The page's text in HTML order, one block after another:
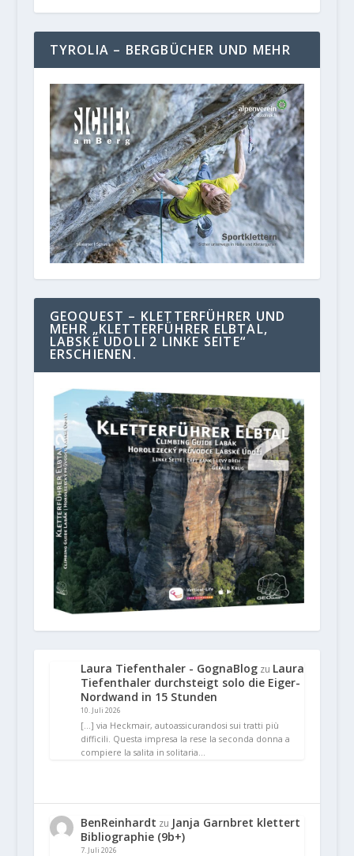
TYROLIA – BERGBÜCHER UND MEHR
GEOQUEST – KLETTERFÜHRER UND
MEHR „KLETTERFÜHRER ELBTAL,
LABSKE UDOLI 2 LINKE SEITE“
ERSCHIENEN.
Laura Tiefenthaler - GognaBlogzu Laura
Tiefenthaler durchsteigt solo die Eiger-
Nordwand in 15 Stunden
10. Juli 2026
[…] via Heckmair, autoassicurandosi sui tratti più
difficili. Questa impresa la rese la seconda donna a
compiere la salita in solitaria…
BenReinhardt zu Janja Garnbret klettert
Bibliographie (9b+)
7. Juli 2026